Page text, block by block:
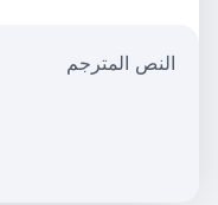
النص المترجم